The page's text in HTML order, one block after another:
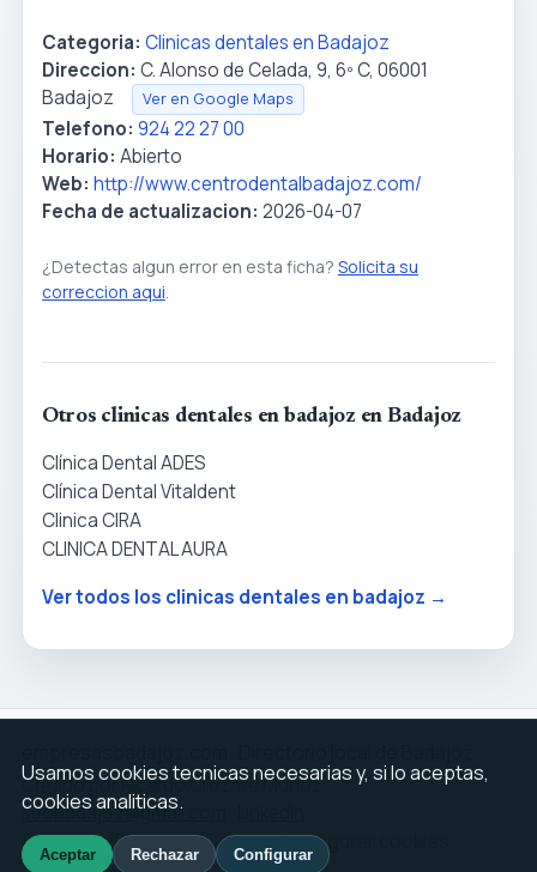
Categoria: Clinicas dentales en Badajoz
Direccion: C. Alonso de Celada, 9, 6º C, 06001
Badajoz
Ver en Google Maps
Telefono: 924 22 27 00
Horario: Abierto
Web: http://www.centrodentalbadajoz.com/
Fecha de actualizacion: 2026-04-07
¿Detectas algun error en esta ficha? Solicita su
correccion aqui
Otros clinicas dentales en badajoz en Badajoz
Clínica Dental ADES
Clínica Dental Vitaldent
Clinica CIRA
CLINICA DENTAL AURA
Ver todos los clinicas dentales en badajoz →
Creado por Ricardo Cruzate Muñoz ·
seobadajoz@gmail.com
Aviso legalPrivacidadCookiesConfigurar cookies
Usamos cookies tecnicas necesarias y, si lo aceptas,
cookies analiticas.
Aceptar Rechazar Configurar